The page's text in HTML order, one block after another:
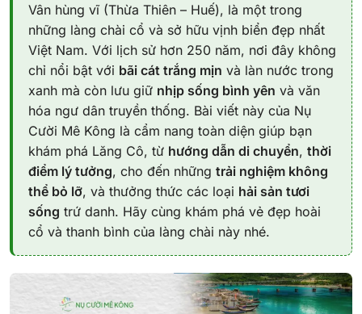
Vân hùng vĩ (Thừa Thiên – Huế), là một trong
những làng chài cổ và sở hữu vịnh biển đẹp nhất
Việt Nam. Với lịch sử hơn 250 năm, nơi đây không
chỉ nổi bật với bãi cát trắng mịn và làn nước trong
xanh mà còn lưu giữ nhịp sống bình yên và văn
hóa ngư dân truyền thống. Bài viết này của Nụ
Cười Mê Kông là cẩm nang toàn diện giúp bạn
khám phá Lăng Cô, từ hướng dẫn di chuyển, thời
điểm lý tưởng, cho đến những trải nghiệm không
thể bỏ lỡ, và thưởng thức các loại hải sản tươi
sống trứ danh. Hãy cùng khám phá vẻ đẹp hoài
cổ và thanh bình của làng chài này nhé.